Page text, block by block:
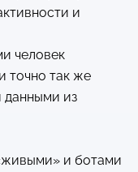
и
человек
точно так же
данными из
и ботами